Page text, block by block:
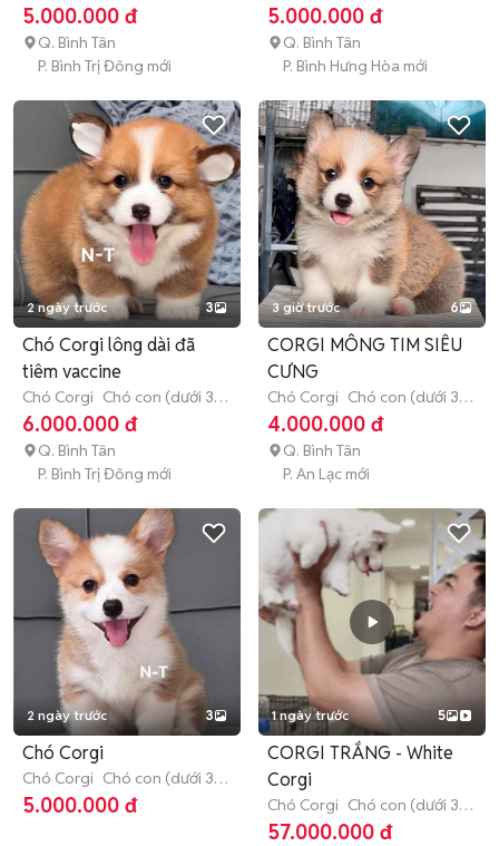
tháng tuổi)
5.000.000 đ
Q. Bình Tân
P. Bình Trị Đông mới
tháng tuổi)
5.000.000 đ
Q. Bình Tân
P. Bình Hưng Hòa mới
2 ngày trước 3
Chó Corgi lông dài đã
tiêm vaccine
Chó Corgi Chó con (dưới 3
tháng tuổi)
6.000.000 đ
Q. Bình Tân
P. Bình Trị Đông mới
3 giờ trước 6
CORGI MÔNG TIM SIÊU
CƯNG
Chó Corgi Chó con (dưới 3
tháng tuổi)
4.000.000 đ
Q. Bình Tân
P. An Lạc mới
2 ngày trước 3
Chó Corgi
Chó Corgi Chó con (dưới 3
tháng tuổi)
5.000.000 đ
1 ngày trước 5
CORGI TRẮNG - White
Corgi
Chó Corgi Chó con (dưới 3
tháng tuổi)
57.000.000 đ